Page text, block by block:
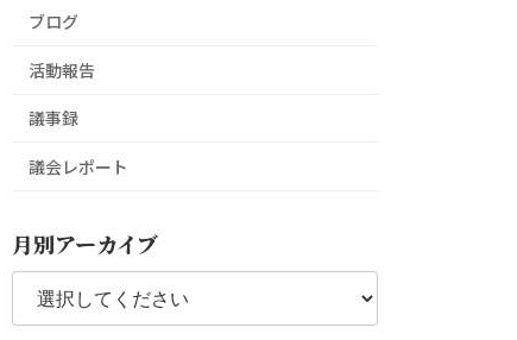
ブログ
活動報告
議事録
議会レポート
月別アーカイブ